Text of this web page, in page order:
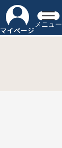
マイページ
メニュー